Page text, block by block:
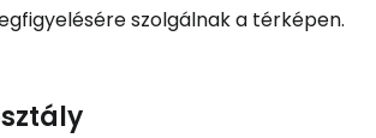
szolgálnak a térképen.